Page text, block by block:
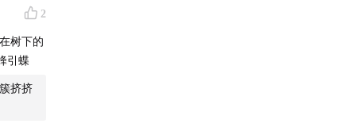
2
树下的
引蝶
挤挤